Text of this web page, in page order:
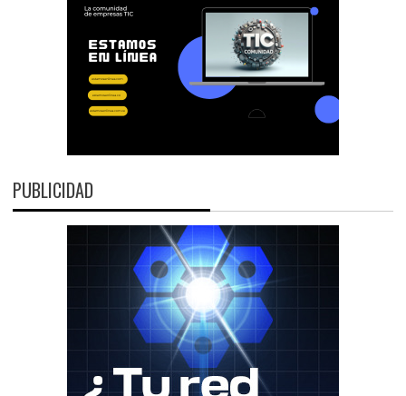
PUBLICIDAD